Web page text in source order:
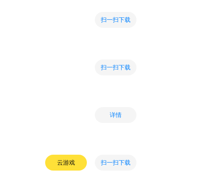
扫一扫下载
扫一扫下载
详情
云游戏 扫一扫下载